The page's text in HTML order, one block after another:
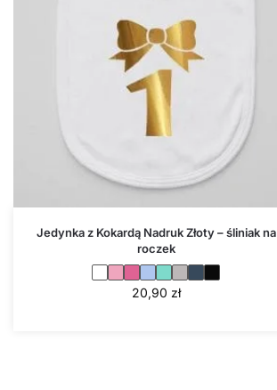
Jedynka z Kokardą Nadruk Złoty – śliniak na
roczek
20,90 zł